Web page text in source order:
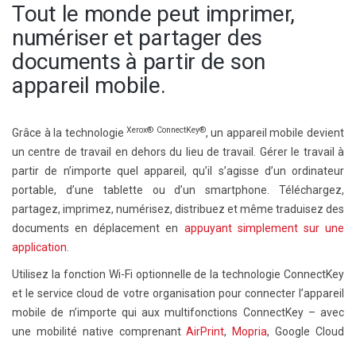
Tout le monde peut imprimer,
numériser et partager des
documents à partir de son
appareil mobile.
Grâce à la technologieXerox® ConnectKey®, un appareil mobile devient
un centre de travail en dehors du lieu de travail. Gérer le travail à
partir de n’importe quel appareil, qu’il s’agisse d’un ordinateur
portable, d’une tablette ou d’un smartphone. Téléchargez,
partagez, imprimez, numérisez, distribuez et même traduisez des
documents en déplacement en appuyant simplement sur une
application
Utilisez la fonction Wi-Fi optionnelle de la technologie ConnectKey
et le service cloud de votre organisation pour connecter l’appareil
mobile de n’importe qui aux multifonctions ConnectKey – avec
une mobilité native comprenantAirPrint, Mopria, Google Cloud